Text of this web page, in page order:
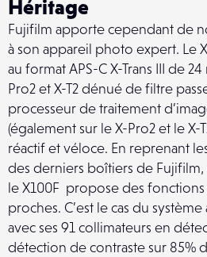
Héritage
Fujifilm apporte cependant de
à son appareil photo expert. Le
au format APS-C X-Trans III de
Pro2 et X-T2 dénué de filtre
processeur de traitement
(également sur le X-Pro2 et le
réactif et véloce. En reprenant
des derniers boîtiers de Fujifilm,
le X100F propose des
proches. C’est le cas du
avec ses 91 collimateurs en
détection de contraste sur 85%